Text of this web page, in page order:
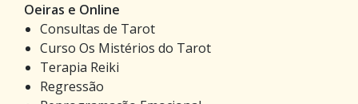
Oeiras e Online
Consultas de Tarot
Curso Os Mistérios do Tarot
Terapia Reiki
Regressão